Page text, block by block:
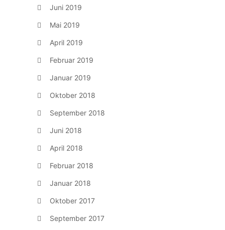
Juni 2019
Mai 2019
April 2019
Februar 2019
Januar 2019
Oktober 2018
September 2018
Juni 2018
April 2018
Februar 2018
Januar 2018
Oktober 2017
September 2017